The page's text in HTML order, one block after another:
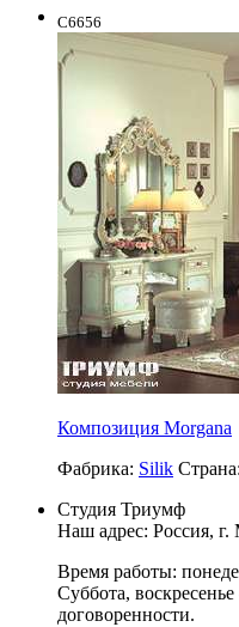
C6656
Композиция Morgana
Фабрика: Silik Страна:
Студия Триумф
Наш адрес: Россия, г.
Время работы:
Суббота,
договоренности.